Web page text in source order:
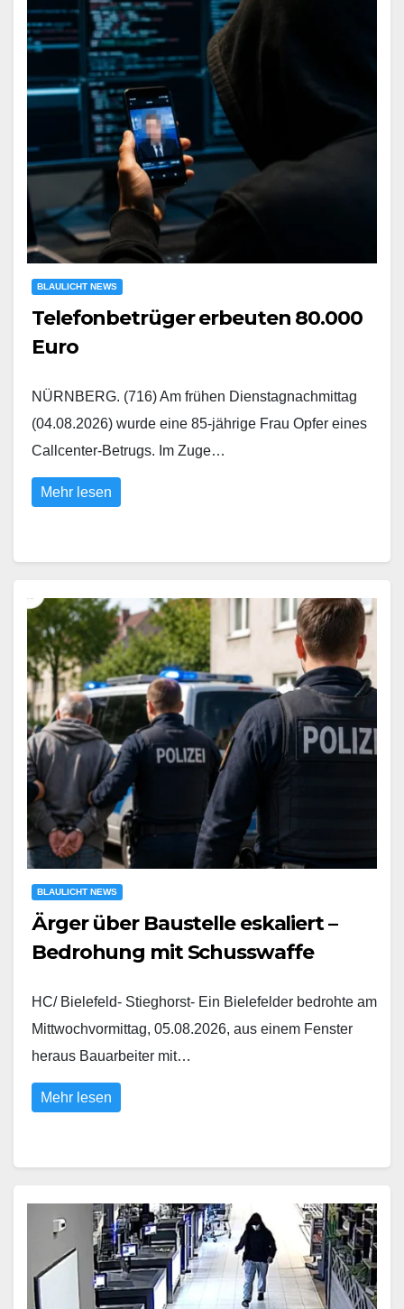
BLAULICHT NEWS
Telefonbetrüger erbeuten 80.000
Euro
NÜRNBERG. (716) Am frühen Dienstagnachmittag
(04.08.2026) wurde eine 85-jährige Frau Opfer eines
Callcenter-Betrugs. Im Zuge…
Mehr lesen
BLAULICHT NEWS
Ärger über Baustelle eskaliert –
Bedrohung mit Schusswaffe
HC/ Bielefeld- Stieghorst- Ein Bielefelder bedrohte am
Mittwochvormittag, 05.08.2026, aus einem Fenster
heraus Bauarbeiter mit…
Mehr lesen